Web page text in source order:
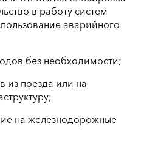
в работу систем
аварийного
без необходимости;
из поезда или на
на железнодорожные